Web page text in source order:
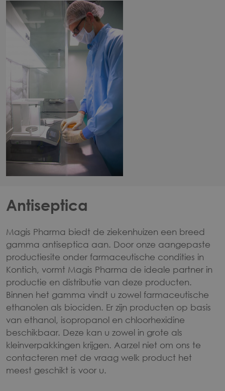
Antiseptica
Magis Pharma biedt de ziekenhuizen een breed
gamma antiseptica aan. Door onze aangepaste
productiesite onder farmaceutische condities in
Kontich, vormt Magis Pharma de ideale partner in
productie en distributie van deze producten.
Binnen het gamma vindt u zowel farmaceutische
ethanolen als biociden. Er zijn producten op basis
van ethanol, isopropanol en chloorhexidine
beschikbaar. Deze kan u zowel in grote als
kleinverpakkingen krijgen. Aarzel niet om ons te
contacteren met de vraag welk product het
meest geschikt is voor u.